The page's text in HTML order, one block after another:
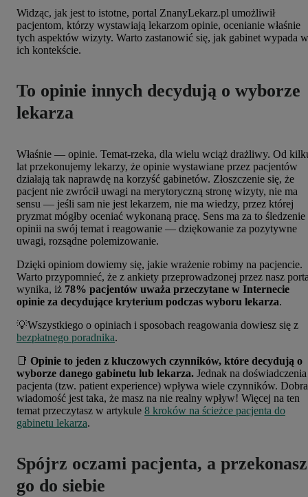
Widząc, jak jest to istotne, portal ZnanyLekarz.pl umożliwił
pacjentom, którzy wystawiają lekarzom opinie, ocenianie właśnie
tych aspektów wizyty. Warto zastanowić się, jak gabinet wypada w
ich kontekście.
To opinie innych decydują o wyborze
lekarza
Właśnie — opinie. Temat-rzeka, dla wielu wciąż drażliwy. Od
lat przekonujemy lekarzy, że opinie wystawiane przez pacjentów
działają tak naprawdę na korzyść gabinetów. Złoszczenie się, że
pacjent nie zwrócił uwagi na merytoryczną stronę wizyty, nie ma
sensu — jeśli sam nie jest lekarzem, nie ma wiedzy, przez której
pryzmat mógłby oceniać wykonaną pracę. Sens ma za to śledzenie
opinii na swój temat i reagowanie — dziękowanie za pozytywne
uwagi, rozsądne polemizowanie.
Dzięki opiniom dowiemy się, jakie wrażenie robimy na pacjencie.
Warto przypomnieć, że z ankiety przeprowadzonej przez nasz
wynika, iż 78% pacjentów uważa przeczytane w Internecie
opinie za decydujące kryterium podczas wyboru lekarza.
💡Wszystkiego o opiniach i sposobach reagowania dowiesz się z
bezpłatnego poradnika.
📑 Opinie to jeden z kluczowych czynników, które decydują o
wyborze danego gabinetu lub lekarza. Jednak na doświadczenia
pacjenta (tzw. patient experience) wpływa wiele czynników. Dobra
wiadomość jest taka, że masz na nie realny wpływ! Więcej na ten
temat przeczytasz w artykule 8 kroków na ścieżce pacjenta do
gabinetu lekarza.
Spójrz oczami pacjenta, a przekonasz
go do siebie